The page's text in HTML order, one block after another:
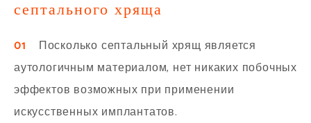
септального хряща
01 Посколько септальный хрящ является
аутологичным материалом, нет никаких побочных
эффектов возможных при применении
искусственных имплантатов.